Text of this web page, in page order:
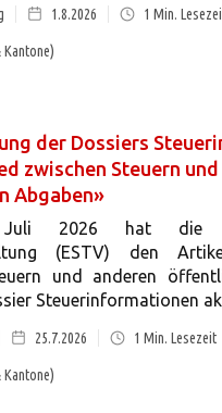
1.8.2026 1 Min.
Kantone)
der Dossiers
zwischen Steuern
Abgaben»
2026 hat die
(ESTV) den
und anderen
Steuerinformationen
25.7.2026 1 Min. Lesezeit
Kantone)